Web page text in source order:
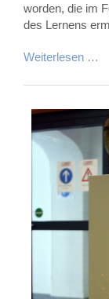
worden, die im
des Lernens
Weiterlesen …